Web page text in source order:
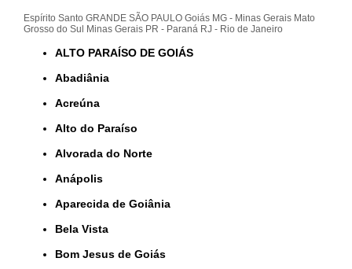
Espírito Santo GRANDE SÃO PAULO Goiás MG - Minas Gerais Mato
Grosso do Sul Minas Gerais PR - Paraná RJ - Rio de Janeiro
ALTO PARAÍSO DE GOIÁS
Abadiânia
Acreúna
Alto do Paraíso
Alvorada do Norte
Anápolis
Aparecida de Goiânia
Bela Vista
Bom Jesus de Goiás